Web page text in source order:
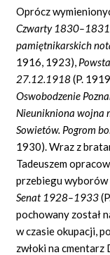
Oprócz
Czwarty 1830–1831
pamiętnikarskich
1916, 1923),
27.12.1918 (P.
Oswobodzenie
Nieunikniona wojna
Sowietów. Pogrom
1930). Wraz z
Tadeuszem
przebiegu
Senat 1928–1933
pochowany został
w czasie okupacji,
zwłoki na cmentarz